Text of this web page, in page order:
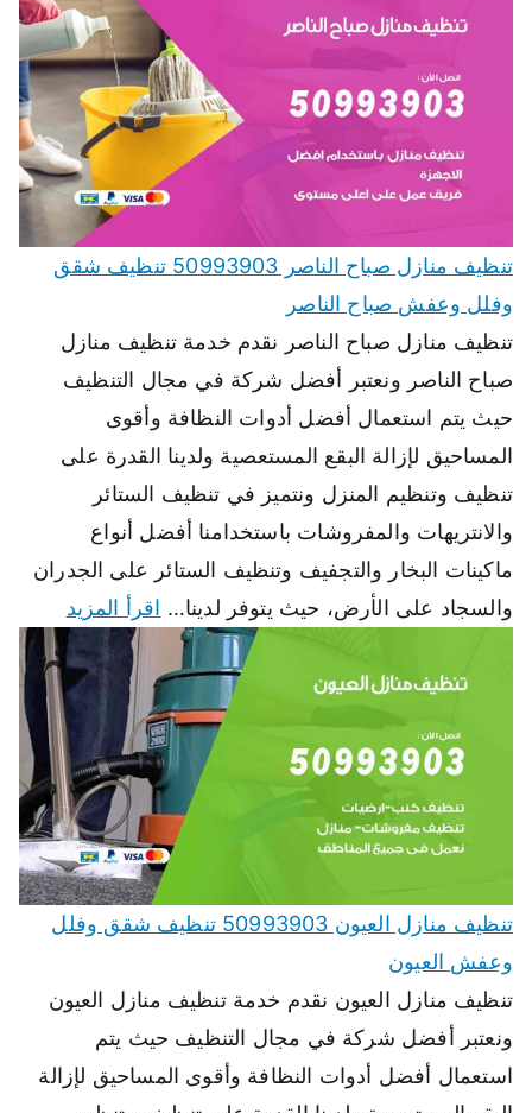
تنظيف منازل صباح الناصر 50993903 تنظيف شقق
وفلل وعفش صباح الناصر
تنظيف منازل صباح الناصر نقدم خدمة تنظيف منازل
صباح الناصر ونعتبر أفضل شركة في مجال التنظيف
حيث يتم استعمال أفضل أدوات النظافة وأقوى
المساحيق لإزالة البقع المستعصية ولدينا القدرة على
تنظيف وتنظيم المنزل ونتميز في تنظيف الستائر
والانتريهات والمفروشات باستخدامنا أفضل أنواع
ماكينات البخار والتجفيف وتنظيف الستائر على الجدران
والسجاد على الأرض، حيث يتوفر لدينا… اقرأ المزيد
تنظيف منازل العيون 50993903 تنظيف شقق وفلل
وعفش العيون
تنظيف منازل العيون نقدم خدمة تنظيف منازل العيون
ونعتبر أفضل شركة في مجال التنظيف حيث يتم
استعمال أفضل أدوات النظافة وأقوى المساحيق لإزالة